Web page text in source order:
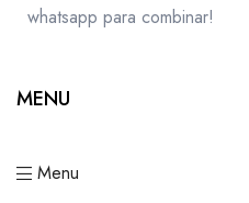
whatsapp para combinar!
MENU
Menu